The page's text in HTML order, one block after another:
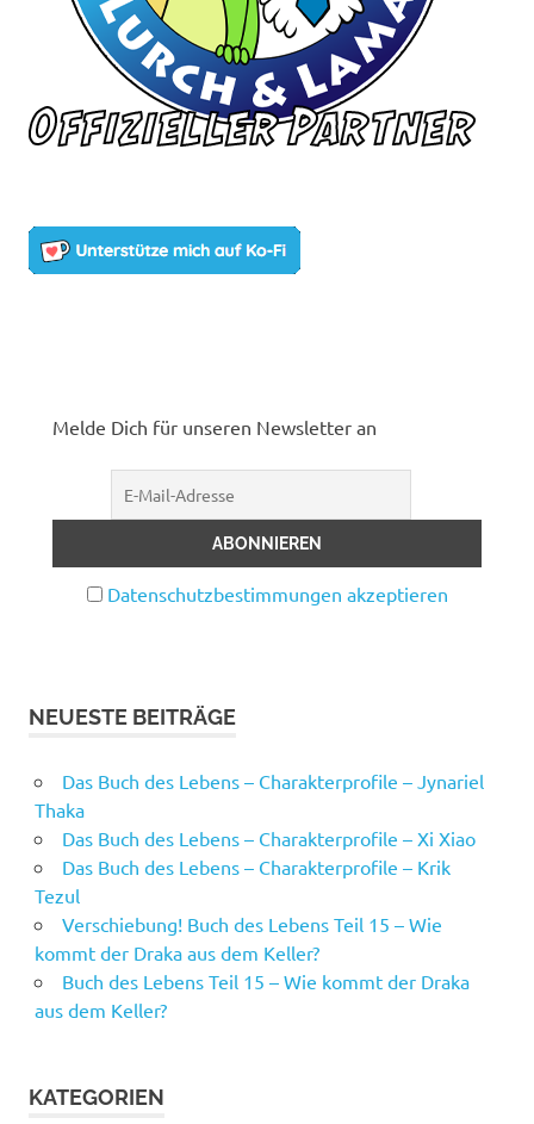
Melde Dich für unseren Newsletter an
Datenschutzbestimmungen akzeptieren
NEUESTE BEITRÄGE
Das Buch des Lebens – Charakterprofile – Jynariel
Thaka
Das Buch des Lebens – Charakterprofile – Xi Xiao
Das Buch des Lebens – Charakterprofile – Krik
Tezul
Verschiebung! Buch des Lebens Teil 15 – Wie
kommt der Draka aus dem Keller?
Buch des Lebens Teil 15 – Wie kommt der Draka
aus dem Keller?
KATEGORIEN